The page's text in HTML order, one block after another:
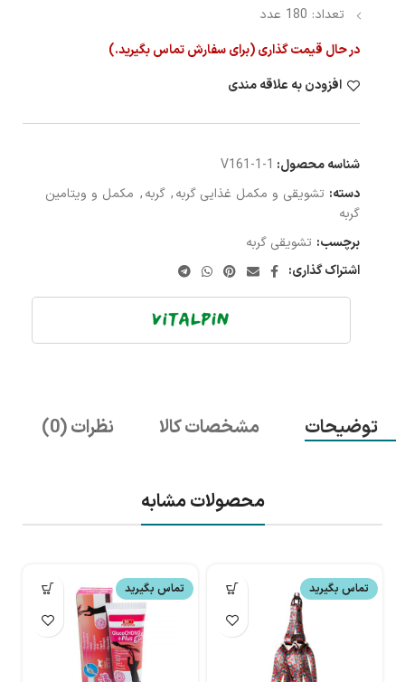
تعداد: 180 عدد
در حال قیمت گذاری (برای سفارش تماس بگیرید.)
افزودن به علاقه مندی
شناسه محصول: V161-1-1
دسته: تشویقی و مکمل غذایی گربه, گربه, مکمل و ویتامین
گربه
برچسب: تشویقی گربه
اشتراک گذاری:
توضیحات مشخصات کالا نظرات (0)
محصولات مشابه
تماس بگیرید تماس بگیرید